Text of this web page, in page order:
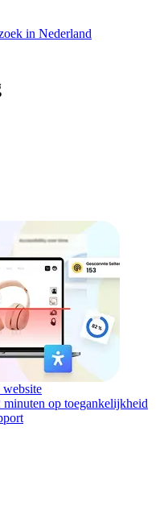
in Nederland
minuten op toegankelijkheid